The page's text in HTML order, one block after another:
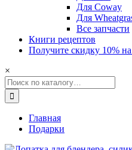
Для Coway
Для
Все запчасти
Книги рецептов
Получите скидку 10%
×
Главная
Подарки